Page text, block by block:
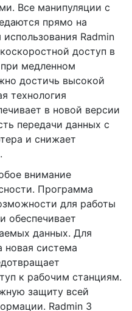
Все манипуляции с
прямо на
Radmin
доступ в
медленном
достичь высокой
технология
в новой версии
передачи данных с
и снижает
внимание
Программа
для работы
обеспечивает
данных. Для
новая система
к рабочим станциям.
защиту всей
Radmin 3